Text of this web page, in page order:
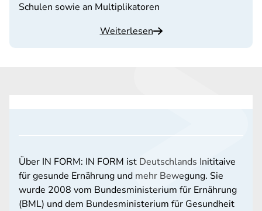
Schulen sowie an Multiplikatoren
Weiterlesen
Über IN FORM: IN FORM ist Deutschlands Inititaive
für gesunde Ernährung und mehr Bewegung. Sie
wurde 2008 vom Bundesministerium für Ernährung
(BML) und dem Bundesministerium für Gesundheit